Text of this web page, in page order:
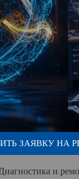
ЗАЯВКУ НА
Диагностика и